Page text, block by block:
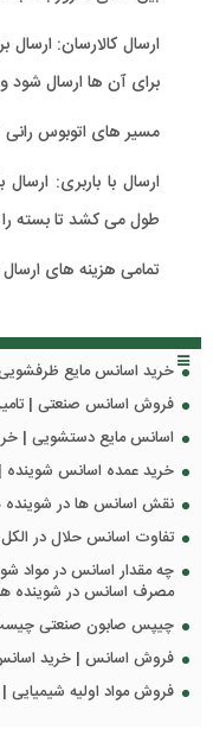
ارسال کالارسان: ارسال
برای آن ها ارسال شود
مسیر های اتوبوس رانی 1 الی 3 روز طول می کشد.
طول می کشد تا بسته
تمامی هزینه های
خرید اسانس مایع
فروش اسانس صنعتی |
اسانس مایع دستشویی |
خرید عمده اسانس شوینده
نقش اسانس ها در شوینده
تفاوت اسانس حلال در
چه مقدار اسانس در مواد
مصرف اسانس در شوینده
چیپس صابون صنعتی چیست
فروش اسانس | خرید
فروش مواد اولیه